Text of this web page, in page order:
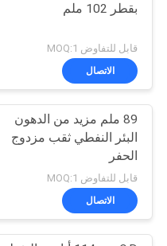
بقطر 102 ملم
قابل للتفاوض MOQ:1
الاتصال
89 ملم مزيد من الدهون
البئر النفطي ثقب مزدوج
الحفر
قابل للتفاوض MOQ:1
الاتصال